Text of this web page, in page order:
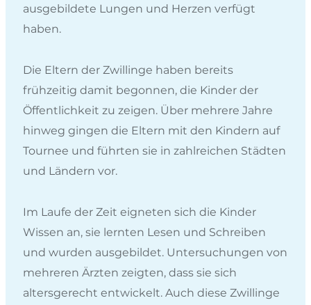
ausgebildete Lungen und Herzen verfügt
haben.
Die Eltern der Zwillinge haben bereits
frühzeitig damit begonnen, die Kinder der
Öffentlichkeit zu zeigen. Über mehrere Jahre
hinweg gingen die Eltern mit den Kindern auf
Tournee und führten sie in zahlreichen Städten
und Ländern vor.
Im Laufe der Zeit eigneten sich die Kinder
Wissen an, sie lernten Lesen und Schreiben
und wurden ausgebildet. Untersuchungen von
mehreren Ärzten zeigten, dass sie sich
altersgerecht entwickelt. Auch diese Zwillinge